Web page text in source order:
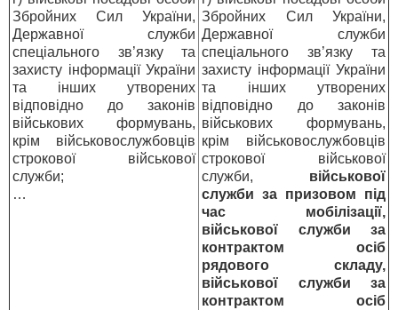
Збройних Сил України,
Державної служби
спеціального зв’язку та
захисту інформації України
та інших утворених
відповідно до законів
військових формувань,
крім військовослужбовців
строкової військової
служби;
…
Збройних Сил України,
Державної служби
спеціального зв’язку та
захисту інформації України
та інших утворених
відповідно до законів
військових формувань,
крім військовослужбовців
строкової військової
служби, військової
служби за призовом під
час мобілізації,
військової служби за
контрактом осіб
рядового складу,
військової служби за
контрактом осіб